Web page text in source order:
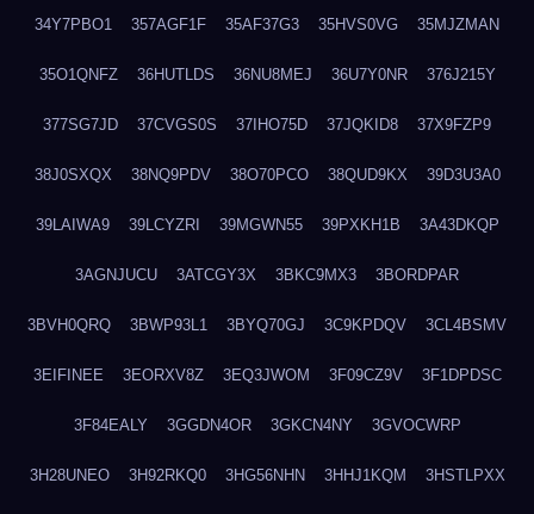
34Y7PBO1 357AGF1F 35AF37G3 35HVS0VG 35MJZMAN
35O1QNFZ 36HUTLDS 36NU8MEJ 36U7Y0NR 376J215Y
377SG7JD 37CVGS0S 37IHO75D 37JQKID8 37X9FZP9
38J0SXQX 38NQ9PDV 38O70PCO 38QUD9KX 39D3U3A0
39LAIWA9 39LCYZRI 39MGWN55 39PXKH1B 3A43DKQP
3AGNJUCU 3ATCGY3X 3BKC9MX3 3BORDPAR
3BVH0QRQ 3BWP93L1 3BYQ70GJ 3C9KPDQV 3CL4BSMV
3EIFINEE 3EORXV8Z 3EQ3JWOM 3F09CZ9V 3F1DPDSC
3F84EALY 3GGDN4OR 3GKCN4NY 3GVOCWRP
3H28UNEO 3H92RKQ0 3HG56NHN 3HHJ1KQM 3HSTLPXX